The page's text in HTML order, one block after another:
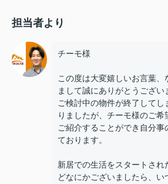
担当者より
チーモ様
この度は大変嬉しいお言葉、
まして誠にありがとうござい
ご検討中の物件が終了してし
りましたが、チーモ様のご希
ご紹介することができ自分事
ております。
新居での生活をスタートされ
どなにかございましたら、